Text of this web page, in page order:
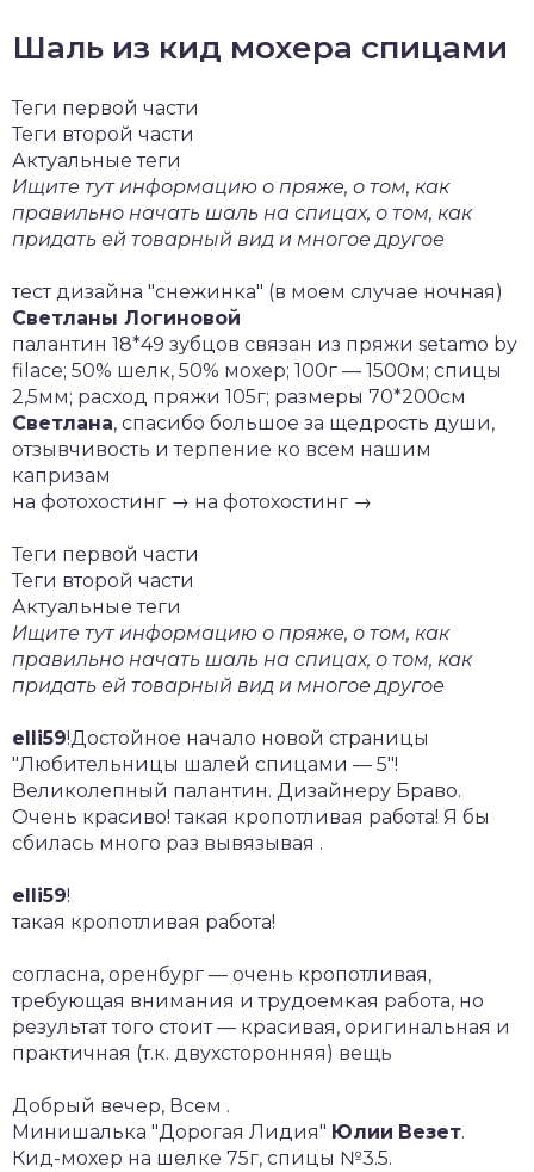
Шаль из кид мохера спицами
Теги первой части
Теги второй части
Актуальные теги
Ищите тут информацию о пряже, о том, как
правильно начать шаль на спицах, о том, как
придать ей товарный вид и многое другое
тест дизайна "снежинка" (в моем случае ночная)
Светланы Логиновой
палантин 18*49 зубцов связан из пряжи setamo by
filace; 50% шелк, 50% мохер; 100г — 1500м; спицы
2,5мм; расход пряжи 105г; размеры 70*200см
Светлана, спасибо большое за щедрость души,
отзывчивость и терпение ко всем нашим
капризам
на фотохостинг → на фотохостинг →
Теги первой части
Теги второй части
Актуальные теги
Ищите тут информацию о пряже, о том, как
правильно начать шаль на спицах, о том, как
придать ей товарный вид и многое другое
elli59!Достойное начало новой страницы
"Любительницы шалей спицами — 5"!
Великолепный палантин. Дизайнеру Браво.
Очень красиво! такая кропотливая работа! Я бы
сбилась много раз вывязывая .
elli59!
такая кропотливая работа!
согласна, оренбург — очень кропотливая,
требующая внимания и трудоемкая работа, но
результат того стоит — красивая, оригинальная и
практичная (т.к. двухсторонняя) вещь
Добрый вечер, Всем .
Минишалька "Дорогая Лидия" Юлии Везет.
Кид-мохер на шелке 75г, спицы №3.5.